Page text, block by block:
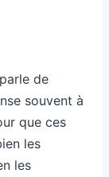
de
souvent à
que ces
les
les